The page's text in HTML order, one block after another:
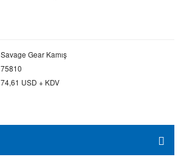
Savage Gear Kamış
75810
74,61 USD + KDV